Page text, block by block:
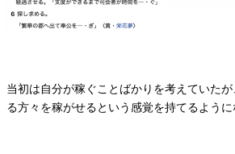
当初は自分が稼ぐことばかりを考えていた
る方々を稼がせるという感覚を持てるように